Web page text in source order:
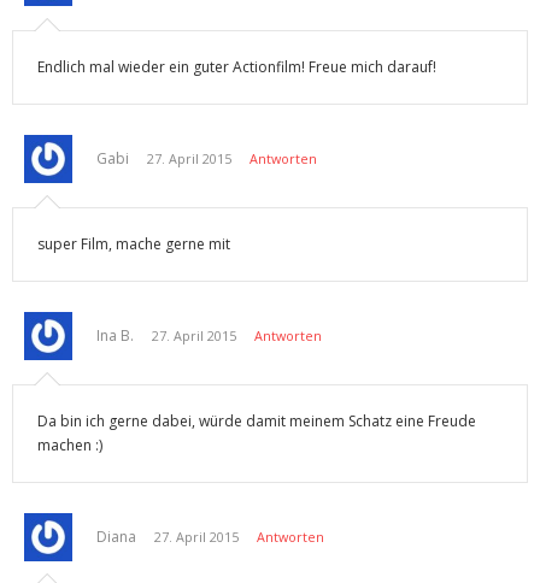
Endlich mal wieder ein guter Actionfilm! Freue mich darauf!
Gabi 27. April 2015 Antworten
super Film, mache gerne mit
Ina B. 27. April 2015 Antworten
Da bin ich gerne dabei, würde damit meinem Schatz eine Freude
machen :)
Diana 27. April 2015 Antworten